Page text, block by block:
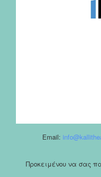
Email:
Προκειμένου να σας